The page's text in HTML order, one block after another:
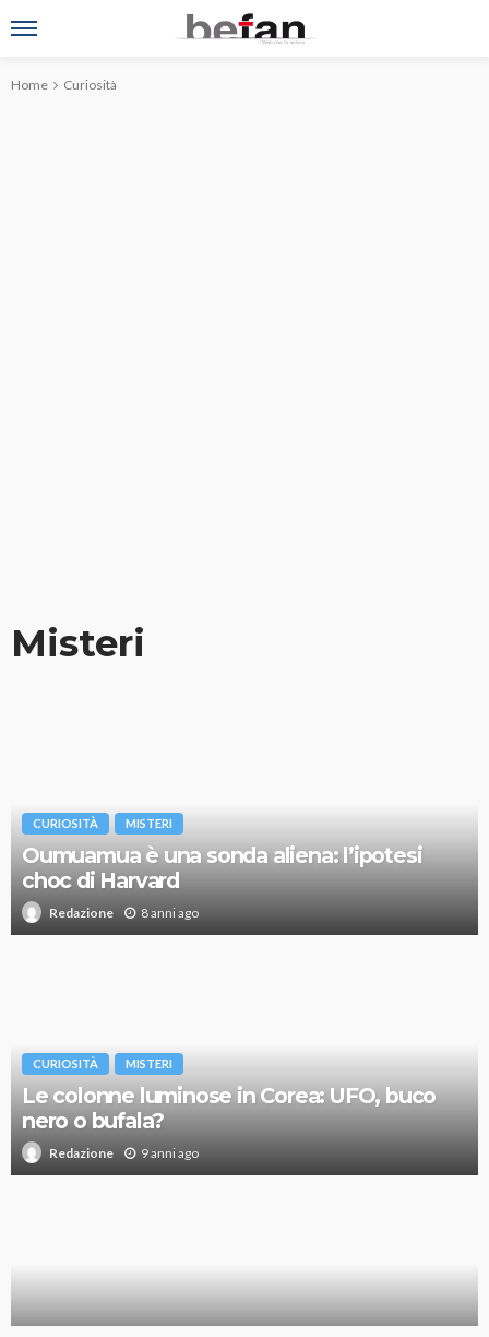
Home Curiosità
Misteri
CURIOSITÀ MISTERI
Oumuamua è una sonda aliena: l’ipotesi
choc di Harvard
Redazione 8 anni ago
CURIOSITÀ MISTERI
Le colonne luminose in Corea: UFO, buco
nero o bufala?
Redazione 9 anni ago